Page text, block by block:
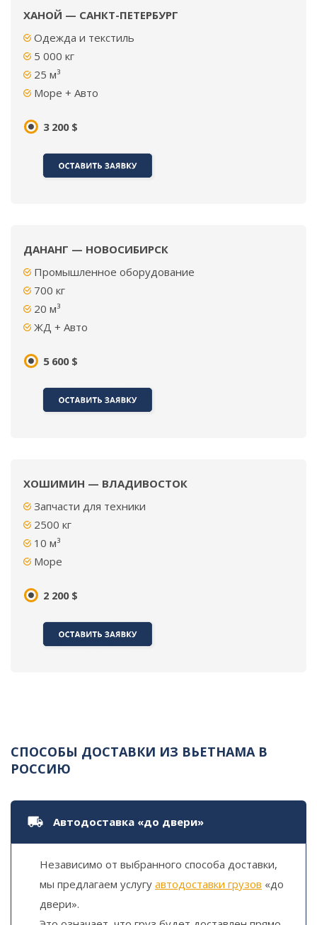
ХАНОЙ — САНКТ-ПЕТЕРБУРГ
Одежда и текстиль
5 000 кг
25 м³
Море + Авто
3 200 $
ДАНАНГ — НОВОСИБИРСК
Промышленное оборудование
700 кг
20 м³
ЖД + Авто
5 600 $
ХОШИМИН — ВЛАДИВОСТОК
Запчасти для техники
2500 кг
10 м³
Море
2 200 $
СПОСОБЫ ДОСТАВКИ ИЗ ВЬЕТНАМА В
РОССИЮ
Автодоставка «до двери»
Независимо от выбранного способа доставки,
мы предлагаем услугу автодоставки грузов «до
двери».